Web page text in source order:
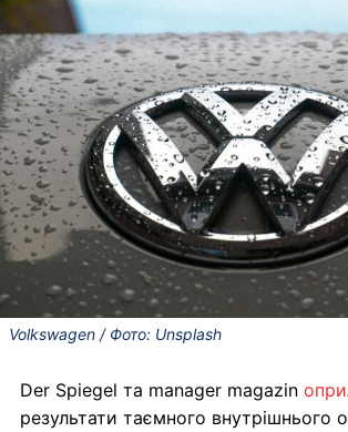
Volkswagen / Фото: Unsplash
Der Spiegel та manager magazin
результати таємного внутрішнього